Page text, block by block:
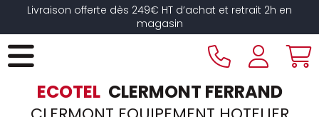
Livraison offerte dès 249€ HT d’achat et retrait 2h en
magasin
ECOTEL CLERMONT FERRAND